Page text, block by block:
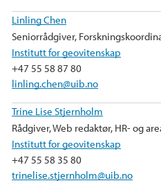
Linling Chen
Seniorrådgiver,
Institutt for geovitenskap
+47 55 58 87 80
linling.chen@uib.no
Trine Lise Stjernholm
Rådgiver, Web redaktør, HR- og
Institutt for geovitenskap
+47 55 58 35 80
trinelise.stjernholm@uib.no